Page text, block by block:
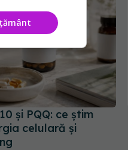
și PQQ: ce știm
celulară și